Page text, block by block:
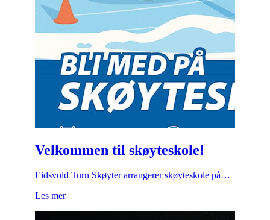
Velkommen til skøyteskole!
Eidsvold Turn Skøyter arrangerer skøyteskole på…
Les mer